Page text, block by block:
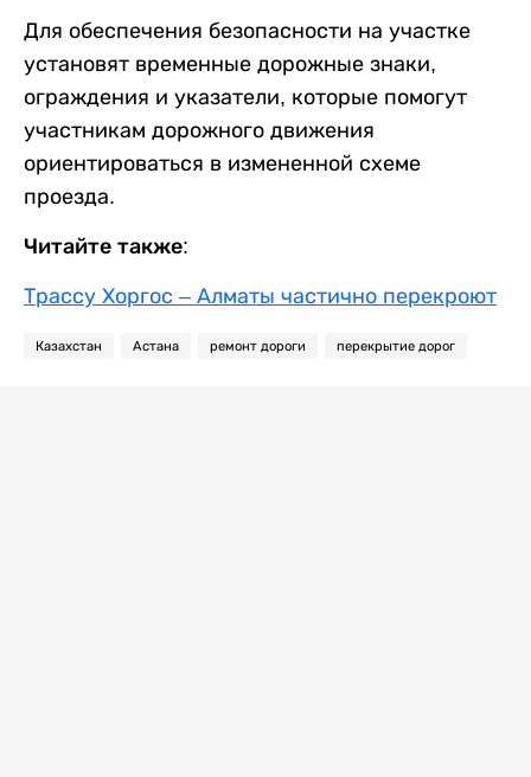
Для обеспечения безопасности на участке
установят временные дорожные знаки,
ограждения и указатели, которые помогут
участникам дорожного движения
ориентироваться в измененной схеме
проезда.
Читайте также:
Трассу Хоргос – Алматы частично перекроют
Казахстан Астана ремонт дороги перекрытие дорог